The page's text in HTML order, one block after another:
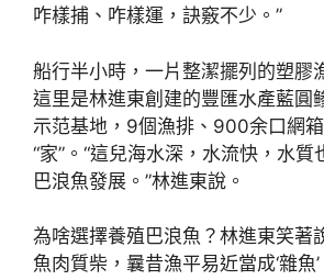
咋樣捕、咋樣運，訣竅不少。”
船行半小時，一片整潔擺列的塑膠
這里是林進東創建的豐匯水產藍圓
示范基地，9個漁排、900余口網
“家”。“這兒海水深，水流快，水
巴浪魚發展。”林進東說。
為啥選擇養殖巴浪魚？林進東笑著
魚肉質柴，曩昔漁平易近當成‘雜魚